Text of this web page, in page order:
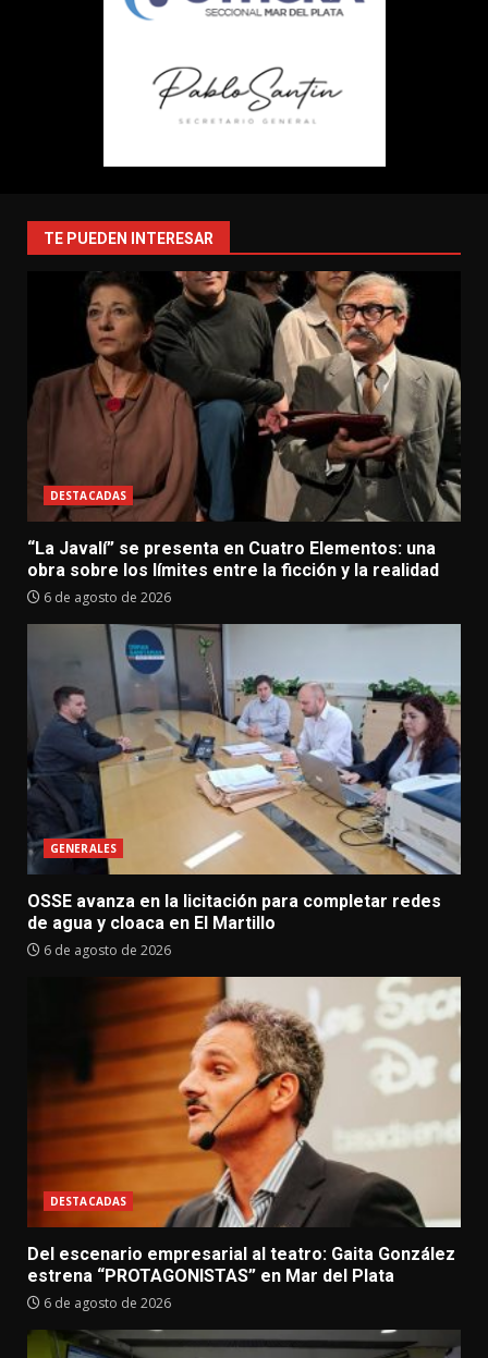
TE PUEDEN INTERESAR
DESTACADAS
“La Javalí” se presenta en Cuatro Elementos: una
obra sobre los límites entre la ficción y la realidad
6 de agosto de 2026
GENERALES
OSSE avanza en la licitación para completar redes
de agua y cloaca en El Martillo
6 de agosto de 2026
DESTACADAS
Del escenario empresarial al teatro: Gaita González
estrena “PROTAGONISTAS” en Mar del Plata
6 de agosto de 2026